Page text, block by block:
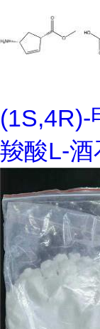
(1S,4R)-
羧酸L-酒